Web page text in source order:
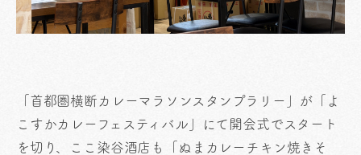
「首都圏横断カレーマラソンスタンプラリー」が「よ
こすかカレーフェスティバル」にて開会式でスタート
を切り、ここ染谷酒店も「ぬまカレーチキン焼きそ